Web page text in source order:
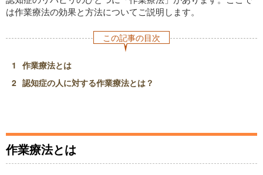
は作業療法の効果と方法についてご説明します。
この記事の目次
作業療法とは
認知症の人に対する作業療法とは？
作業療法とは